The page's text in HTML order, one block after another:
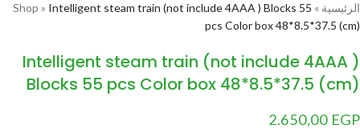
الرئيسية »
Shop » Intelligent steam train (not include 4AAA ) Blocks 55
pcs Color box 48*8.5*37.5 (cm)
Intelligent steam train (not include 4AAA )
Blocks 55 pcs Color box 48*8.5*37.5 (cm)
2.650,00 EGP